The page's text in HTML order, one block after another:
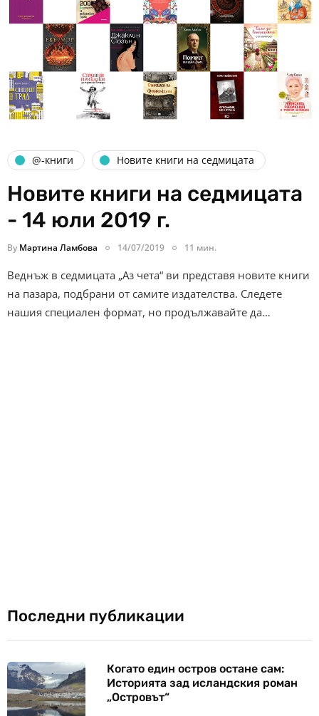
@-книги Новите книги на седмицата
Новите книги на седмицата
- 14 юли 2019 г.
By Мартина Ламбова 14/07/2019 11 мин.
Веднъж в седмицата „Аз чета“ ви представя новите книги
на пазара, подбрани от самите издателства. Следете
нашия специален формат, но продължавайте да…
Последни публикации
Когато един остров остане сам:
Историята зад исландския роман
„Островът“